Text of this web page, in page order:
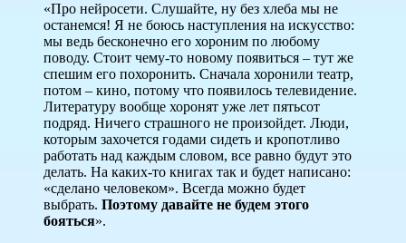
«Про нейросети. Слушайте, ну без хлеба мы не
останемся! Я не боюсь наступления на искусство:
мы ведь бесконечно его хороним по любому
поводу. Стоит чему-то новому появиться – тут же
спешим его похоронить. Сначала хоронили театр,
потом – кино, потому что появилось телевидение.
Литературу вообще хоронят уже лет пятьсот
подряд. Ничего страшного не произойдет. Люди,
которым захочется годами сидеть и кропотливо
работать над каждым словом, все равно будут это
делать. На каких-то книгах так и будет написано:
«сделано человеком». Всегда можно будет
выбрать. Поэтому давайте не будем этого
бояться».